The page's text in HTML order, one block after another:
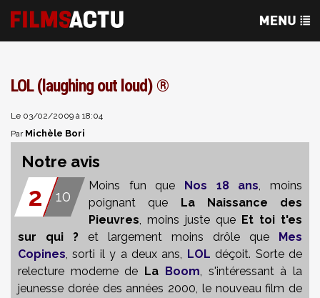
LOL (laughing out loud) ®
Le 03/02/2009 à 18:04
Par Michèle Bori
Notre avis
2 10
Moins fun que Nos 18 ans, moins
poignant que La Naissance des
Pieuvres, moins juste que Et toi t'es
sur qui ? et largement moins drôle que Mes
Copines, sorti il y a deux ans, LOL déçoit. Sorte de
relecture moderne de La Boom, s'intéressant à la
jeunesse dorée des années 2000, le nouveau film de